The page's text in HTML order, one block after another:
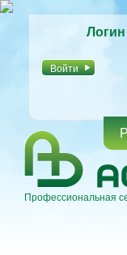
Логин
Профессиональная